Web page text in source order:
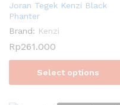
Joran Tegek Kenzi Black
Phanter
Brand: Kenzi
Rp261.000
Select options